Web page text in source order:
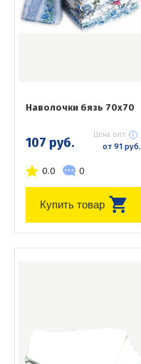
Наволочки бязь 70х70
107 руб. Цена опт:
от 91 руб.
0.0 0
Купить товар